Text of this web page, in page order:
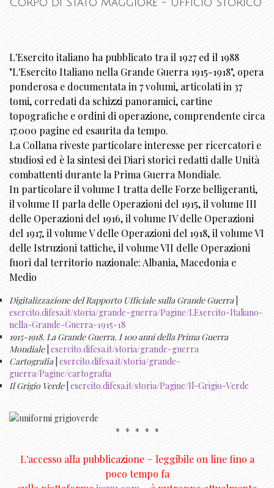
Corpo di Stato Maggiore - Ufficio Storico
L'Esercito italiano ha pubblicato tra il 1927 ed il 1988
"L'Esercito Italiano nella Grande Guerra 1915-1918", opera
ponderosa e documentata in 7 volumi, articolati in 37
tomi, corredati da schizzi panoramici, cartine
topografiche e ordini di operazione, comprendente circa
17.000 pagine ed esaurita da tempo.
La Collana riveste particolare interesse per ricercatori e
studiosi ed è la sintesi dei Diari storici redatti dalle Unità
combattenti durante la Prima Guerra Mondiale.
In particolare il volume I tratta delle Forze belligeranti,
il volume II parla delle Operazioni del 1915, il volume III
delle Operazioni del 1916, il volume IV delle Operazioni
del 1917, il volume V delle Operazioni del 1918, il volume VI
delle Istruzioni tattiche, il volume VII delle Operazioni
fuori dal territorio nazionale: Albania, Macedonia e
Medio
Digitalizzazione del Rapporto Ufficiale sulla Grande Guerra|
esercito.difesa.it/storia/grande-guerra/Pagine/LEsercito-Italiano-
nella-Grande-Guerra-1915-18
1915-1918. La Grande Guerra. I 100 anni della Prima Guerra
Mondiale| esercito.difesa.it/storia/grande-guerra
Cartografia esercito.difesa.it/storia/grande-
guerra/Pagine/cartografia
Il Grigio Verde| esercito.difesa.it/storia/Pagine/Il-Grigio-Verde
* * * * *
L'accesso alla pubblicazione − leggibile on linefino a
poco tempo fa